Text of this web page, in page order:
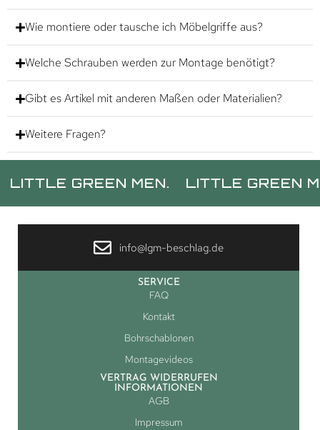
Wie montiere oder tausche ich Möbelgriffe aus?
Welche Schrauben werden zur Montage benötigt?
Gibt es Artikel mit anderen Maßen oder Materialien?
Weitere Fragen?
GREEN MEN. LITTLE GREEN MEN.
info@lgm-beschlag.de
SERVICE
FAQ
Kontakt
Bohrschablonen
Montagevideos
VERTRAG WIDERRUFEN
INFORMATIONEN
AGB
Impressum